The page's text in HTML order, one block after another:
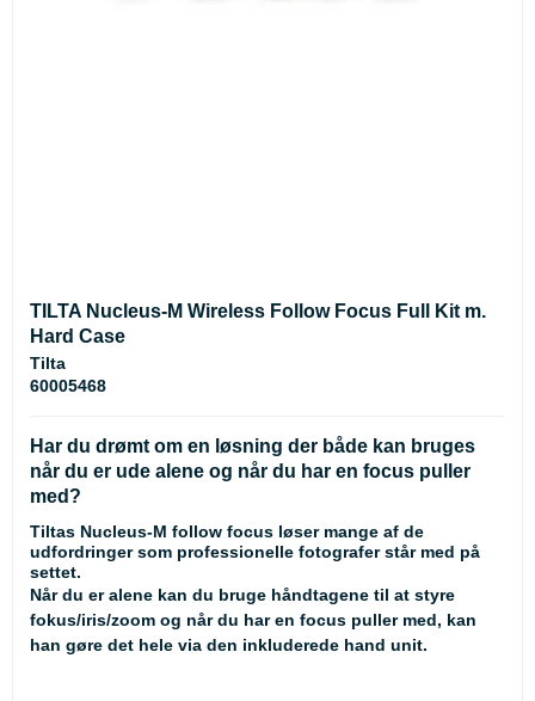
TILTA Nucleus-M Wireless Follow Focus Full Kit m.
Hard Case
Tilta
60005468
Har du drømt om en løsning der både kan bruges
når du er ude alene og når du har en focus puller
med?
Tiltas Nucleus-M follow focus løser mange af de
udfordringer som professionelle fotografer står med på
settet.
Når du er alene kan du bruge håndtagene til at styre
fokus/iris/zoom og når du har en focus puller med, kan
han gøre det hele via den inkluderede hand unit.